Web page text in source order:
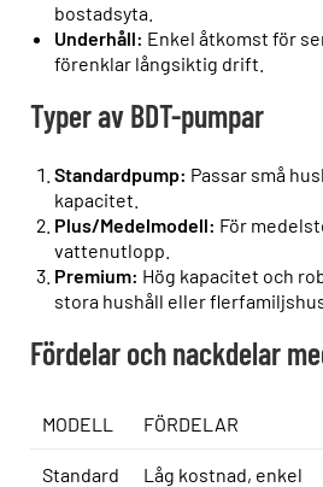
bostadsyta.
Underhåll: Enkel åtkomst för
förenklar långsiktig drift.
Typer av BDT-pumpar
Standardpump: Passar små
kapacitet.
Plus/Medelmodell: För
vattenutlopp.
Premium: Hög kapacitet och
stora hushåll eller
Fördelar och nackdelar
MODELL FÖRDELAR
Standard
Låg kostnad, enkel